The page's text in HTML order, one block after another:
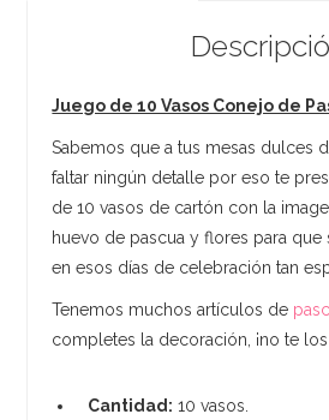
Juego de 10 Vasos Conejo de
Sabemos que a tus mesas dulces
faltar ningún detalle por eso te
de 10 vasos de cartón con la
huevo de pascua y flores para que
en esos días de celebración tan
Tenemos muchos artículos de
completes la decoración, ¡no te
Cantidad: 10 vasos.